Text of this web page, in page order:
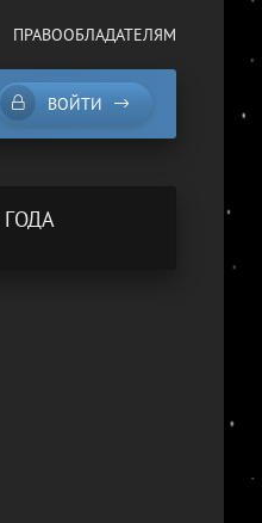
ПРАВООБЛАДАТЕЛЯМ
ВОЙТИ